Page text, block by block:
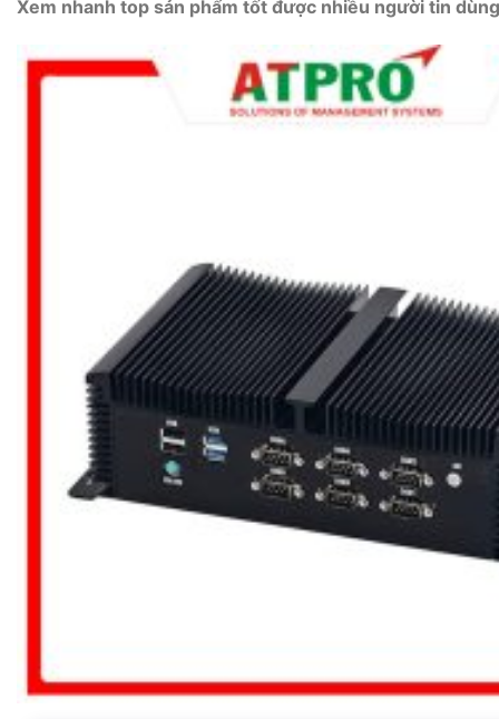
Xem nhanh top sản phẩm tốt được nhiều người tin